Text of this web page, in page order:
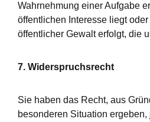
Wahrnehmung einer Aufgabe
öffentlichen Interesse liegt
öffentlicher Gewalt erfolgt, die
7. Widerspruchsrecht
Sie haben das Recht, aus
besonderen Situation